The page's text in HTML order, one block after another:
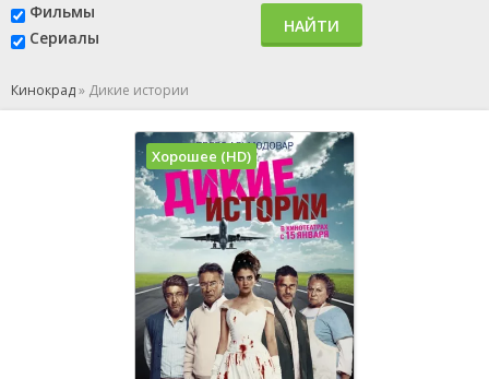
Фильмы
Сериалы
НАЙТИ
Кинокрад» Дикие истории
Хорошее (HD)